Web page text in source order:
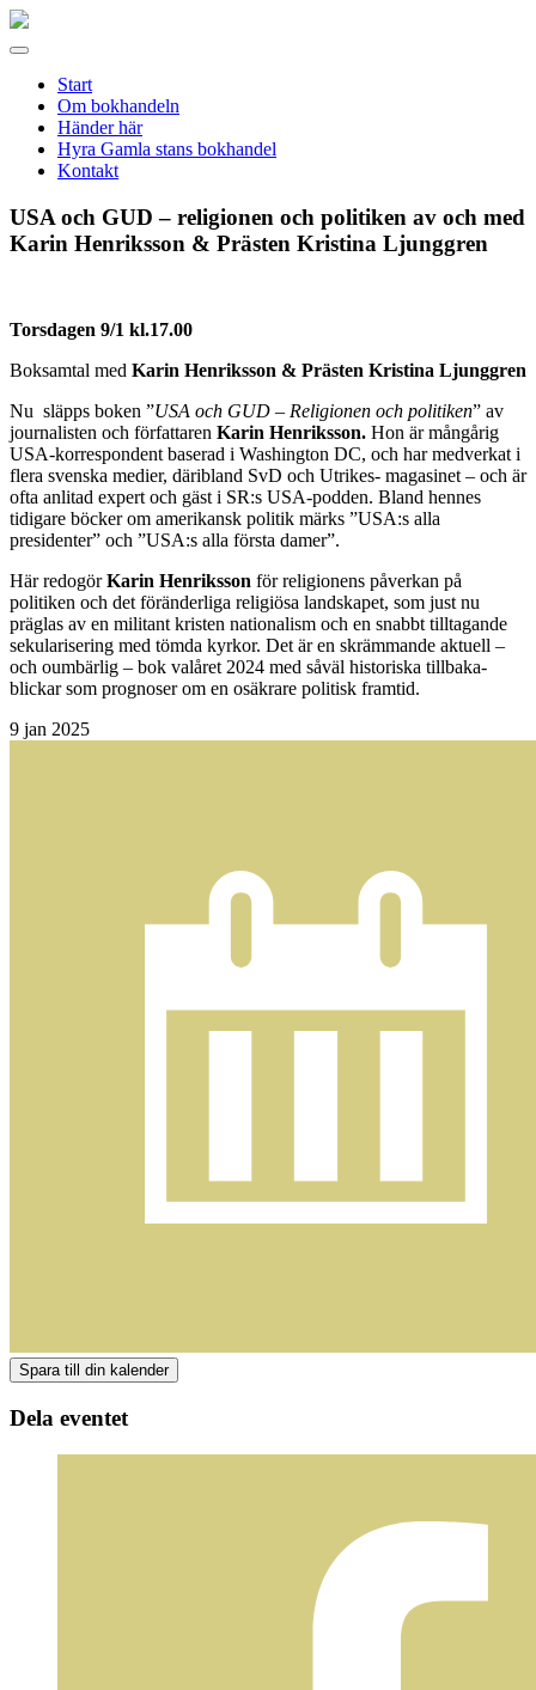
Gamla
Meny
Start
Om bokhandeln
Händer här
Hyra Gamla stans bokhandel
Kontakt
USA och GUD – religionen och politiken av och med
Karin Henriksson & Prästen Kristina Ljunggren
Torsdagen 9/1 kl.17.00
Boksamtal med Karin Henriksson & Prästen Kristina Ljunggren
Nu släpps boken ”USA och GUD – Religionen och politiken” av
journalisten och författaren Karin Henriksson. Hon är mångårig
USA-korrespondent baserad i Washington DC, och har medverkat i
flera svenska medier, däribland SvD och Utrikes- magasinet – och är
ofta anlitad expert och gäst i SR:s USA-podden. Bland hennes
tidigare böcker om amerikansk politik märks ”USA:s alla
presidenter” och ”USA:s alla första damer”.
Här redogörKarin Henriksson för religionens påverkan på
politiken och det föränderliga religiösa landskapet, som just nu
präglas av en militant kristen nationalism och en snabbt tilltagande
sekularisering med tömda kyrkor. Det är en skrämmande aktuell –
och oumbärlig – bok valåret 2024 med såväl historiska tillbaka-
blickar som prognoser om en osäkrare politisk framtid.
9 jan 2025
Dela eventet